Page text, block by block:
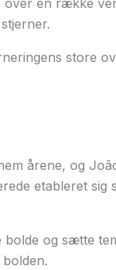
en række
store
årene, og
etableret sig
og sætte